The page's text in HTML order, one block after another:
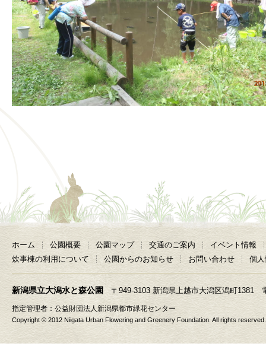
ホーム 公園概要 公園マップ 交通のご案内
イベント情報
炊事棟の利用について
公園からのお知らせ お問い合わせ 個
新潟県立大潟水と森公園〒949-3103 新潟県上越市大潟区潟町1381
指定管理者： 公益財団法人新潟県都市緑花センター
Copyright © 2012 Niigata Urban Flowering and Greenery Foundation. All rights reserved.